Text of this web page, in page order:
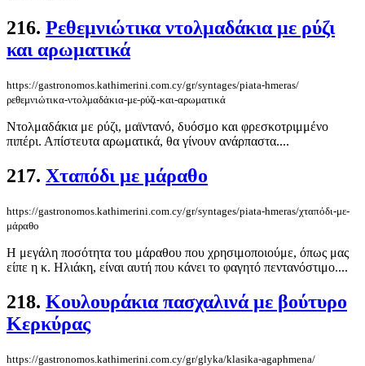
216. Ρεθεμνιώτικα ντολμαδάκια με ρύζι
και αρωματικά
https://gastronomos.kathimerini.com.cy/gr/syntages/piata-hmeras/
ρεθεμνιώτικα-ντολμαδάκια-με-ρύζι-και-αρωματικά
Ντολμαδάκια με ρύζι, μαϊντανό, δυόσμο και φρεσκοτριμμένο
πιπέρι. Απίστευτα αρωματικά, θα γίνουν ανάρπαστα....
217. Χταπόδι με μάραθο
https://gastronomos.kathimerini.com.cy/gr/syntages/piata-hmeras/χταπόδι-με-
μάραθο
Η μεγάλη ποσότητα του μάραθου που χρησιμοποιούμε, όπως μας
είπε η κ. Ηλιάκη, είναι αυτή που κάνει το φαγητό πεντανόστιμο....
218. Κουλουράκια πασχαλινά με βούτυρο
Κερκύρας
https://gastronomos.kathimerini.com.cy/gr/glyka/klasika-agaphmena/